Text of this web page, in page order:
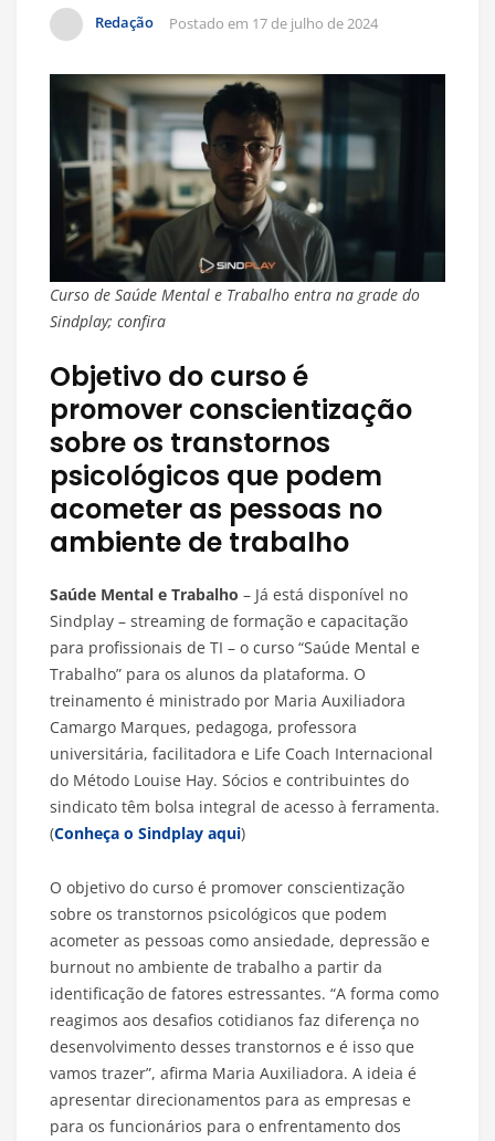
Redação Postado em 17 de julho de 2024
Curso de Saúde Mental e Trabalho entra na grade do
Sindplay; confira
Objetivo do curso é
promover conscientização
sobre os transtornos
psicológicos que podem
acometer as pessoas no
ambiente de trabalho
Saúde Mental e Trabalho – Já está disponível no
Sindplay – streaming de formação e capacitação
para profissionais de TI – o curso “Saúde Mental e
Trabalho” para os alunos da plataforma. O
treinamento é ministrado por Maria Auxiliadora
Camargo Marques, pedagoga, professora
universitária, facilitadora e Life Coach Internacional
do Método Louise Hay. Sócios e contribuintes do
sindicato têm bolsa integral de acesso à ferramenta.
(Conheça o Sindplay aqui)
O objetivo do curso é promover conscientização
sobre os transtornos psicológicos que podem
acometer as pessoas como ansiedade, depressão e
burnout no ambiente de trabalho a partir da
identificação de fatores estressantes. “A forma como
reagimos aos desafios cotidianos faz diferença no
desenvolvimento desses transtornos e é isso que
vamos trazer”, afirma Maria Auxiliadora. A ideia é
apresentar direcionamentos para as empresas e
para os funcionários para o enfrentamento dos